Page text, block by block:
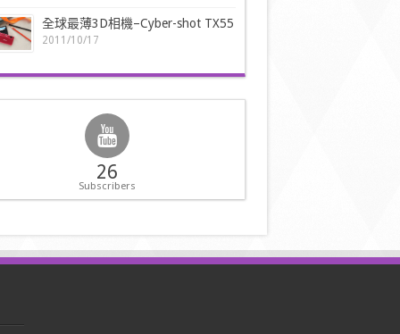
全球最薄3D相機–Cyber-shot TX55
2011/10/17
26
Subscribers